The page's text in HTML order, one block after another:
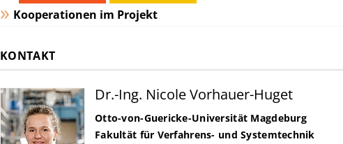
Kooperationen im Projekt
KONTAKT
Dr.-Ing. Nicole Vorhauer-Huget
Otto-von-Guericke-Universität Magdeburg
Fakultät für Verfahrens- und Systemtechnik